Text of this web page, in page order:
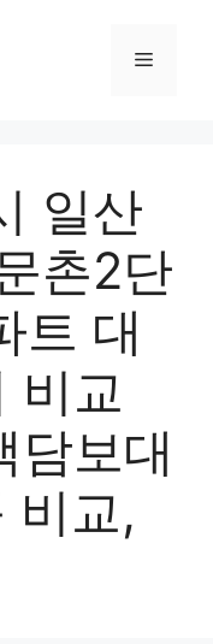
Menu
일산
촌2단
트 대
비교
담보대
비교,